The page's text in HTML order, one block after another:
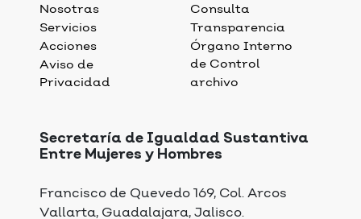
Nosotras
Servicios
Acciones
Aviso de
Privacidad
Consulta
Transparencia
Órgano Interno
de Control
archivo
Secretaría de Igualdad Sustantiva
Entre Mujeres y Hombres
Francisco de Quevedo 169, Col. Arcos
Vallarta, Guadalajara, Jalisco.